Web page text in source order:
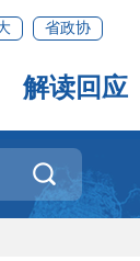
省政协
解读回应
